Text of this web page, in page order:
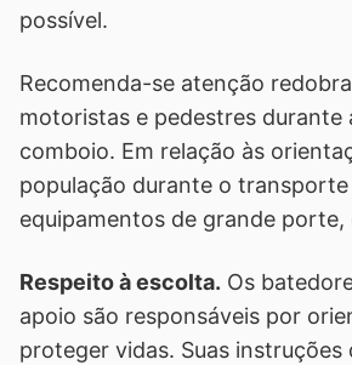
possível.
Recomenda-se atenção
motoristas e pedestres durante
comboio. Em relação às
população durante o transporte
equipamentos de grande porte,
Respeito à escolta. Os
apoio são responsáveis por
proteger vidas. Suas instruções